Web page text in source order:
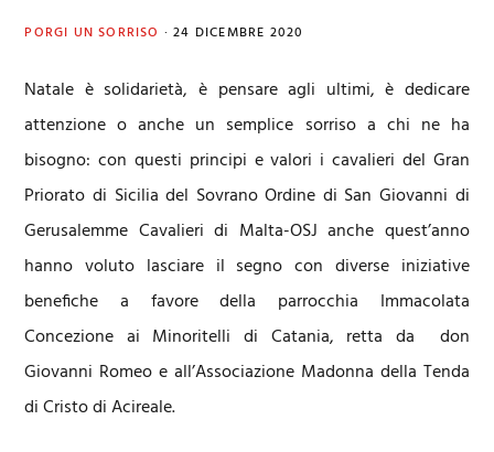
PORGI UN SORRISO · 24 DICEMBRE 2020
Natale è solidarietà, è pensare agli ultimi, è dedicare
attenzione o anche un semplice sorriso a chi ne ha
bisogno: con questi principi e valori i cavalieri del Gran
Priorato di Sicilia del Sovrano Ordine di San Giovanni di
Gerusalemme Cavalieri di Malta-OSJ anche quest’anno
hanno voluto lasciare il segno con diverse iniziative
benefiche a favore della parrocchia Immacolata
Concezione ai Minoritelli di Catania, retta da don
Giovanni Romeo e all’Associazione Madonna della Tenda
di Cristo di Acireale.